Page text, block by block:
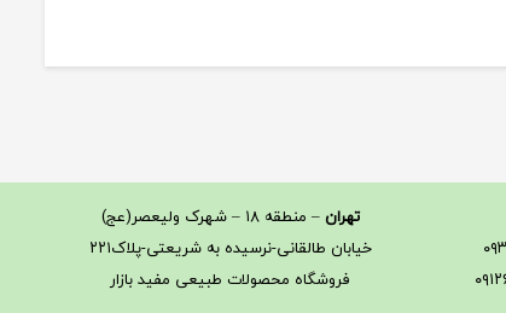
تهران – منطقه ۱۸ – شهرک ولیعصر(عج)
خیابان طالقانی-نرسیده به شریعتی-پلاک۲۲۱
فروشگاه محصولات طبیعی مفید بازار